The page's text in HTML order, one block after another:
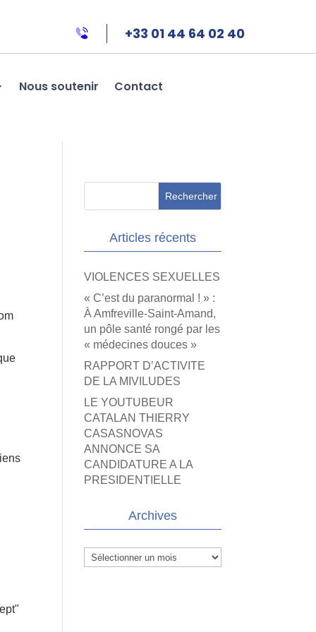
+33 01 44 64 02 40
Nous soutenir Contact
Articles récents
VIOLENCES SEXUELLES
« C’est du paranormal ! » :
À Amfreville-Saint-Amand,
un pôle santé rongé par les
« médecines douces »
RAPPORT D’ACTIVITE
DE LA MIVILUDES
LE YOUTUBEUR
CATALAN THIERRY
CASASNOVAS
ANNONCE SA
CANDIDATURE A LA
PRESIDENTIELLE
Archives
Archives